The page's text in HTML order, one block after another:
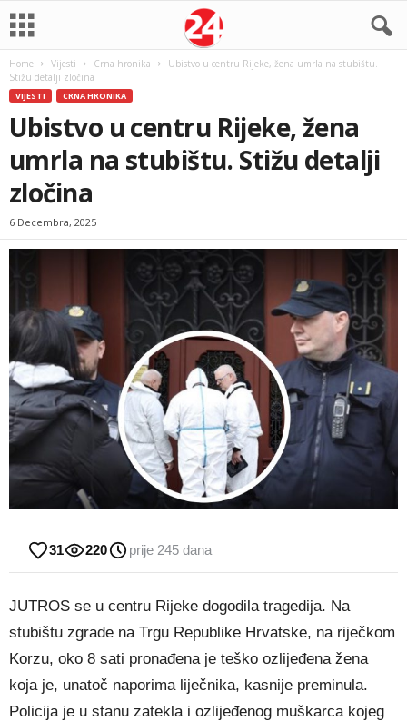
Home Vijesti Crna hronika
Ubistvo u centru Rijeke, žena umrla na stubištu.
Stižu detalji zločina
VIJESTI CRNA HRONIKA
Ubistvo u centru Rijeke, žena
umrla na stubištu. Stižu detalji
zločina
6 Decembra, 2025
31 220 prije 245 dana
JUTROS se u centru Rijeke dogodila tragedija. Na
stubištu zgrade na Trgu Republike Hrvatske, na riječkom
Korzu, oko 8 sati pronađena je teško ozlijeđena žena
koja je, unatoč naporima liječnika, kasnije preminula.
Policija je u stanu zatekla i ozlijeđenog muškarca kojeg